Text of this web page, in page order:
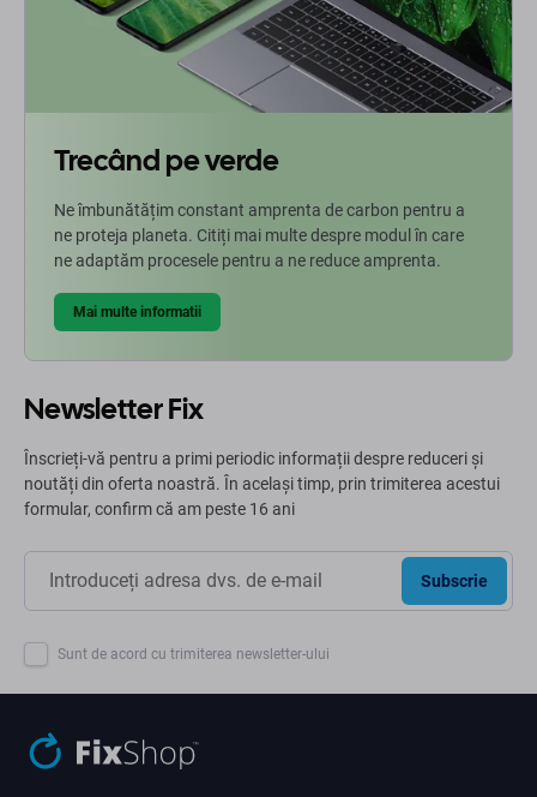
Trecând pe verde
Ne îmbunătățim constant amprenta de carbon pentru a
ne proteja planeta. Citiți mai multe despre modul în care
ne adaptăm procesele pentru a ne reduce amprenta.
Mai multe informatii
Newsletter Fix
Înscrieți-vă pentru a primi periodic informații despre reduceri și
noutăți din oferta noastră. În același timp, prin trimiterea acestui
formular, confirm că am peste 16 ani
Subscrie
Sunt de acord cu trimiterea newsletter-ului